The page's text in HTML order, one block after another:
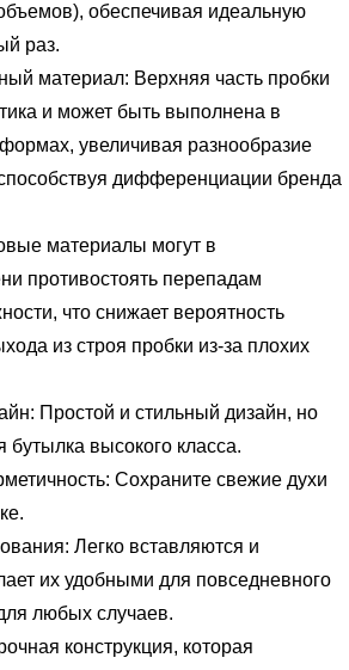
обеспечивая идеальную
раз.
материал: Верхняя часть пробки
и может быть выполнена в
увеличивая разнообразие
дифференциации бренда
материалы могут в
противостоять перепадам
что снижает вероятность
из строя пробки из-за плохих
Простой и стильный дизайн, но
высокого класса.
Сохраните свежие духи
Легко вставляются и
их удобными для повседневного
любых случаев.
конструкция, которая